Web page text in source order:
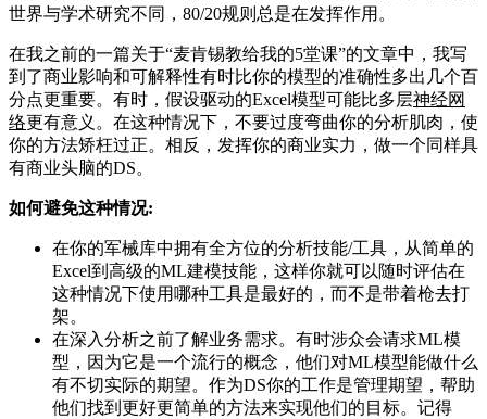
世界与学术研究不同，80/20规则总是在发挥作用。
在我之前的一篇关于“麦肯锡教给我的5堂课”的文章中，我写
到了商业影响和可解释性有时比你的模型的准确性多出几个百
分点更重要。有时，假设驱动的Excel模型可能比多层神经网
络更有意义。在这种情况下，不要过度弯曲你的分析肌肉，使
你的方法矫枉过正。相反，发挥你的商业实力，做一个同样具
有商业头脑的DS。
如何避免这种情况:
在你的军械库中拥有全方位的分析技能/工具，从简单的
Excel到高级的ML建模技能，这样你就可以随时评估在
这种情况下使用哪种工具是最好的，而不是带着枪去打
架。
在深入分析之前了解业务需求。有时涉众会请求ML模
型，因为它是一个流行的概念，他们对ML模型能做什么
有不切实际的期望。作为DS你的工作是管理期望，帮助
他们找到更好更简单的方法来实现他们的目标。记得